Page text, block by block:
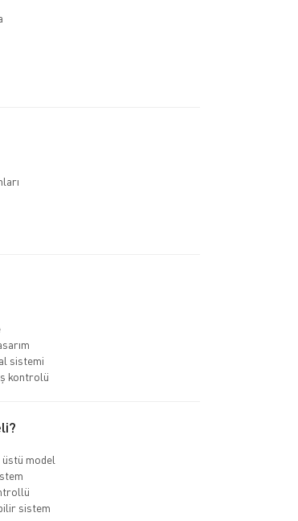
sistemi
kontrolü
model
sistem